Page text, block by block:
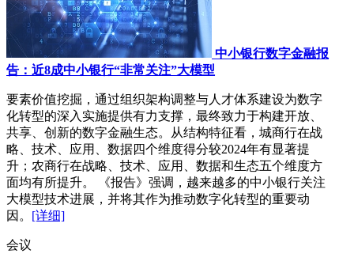
中小银行数字金融报
告：近8成中小银行“非常关注”大模型
要素价值挖掘，通过组织架构调整与人才体系建设为数字
化转型的深入实施提供有力支撑，最终致力于构建开放、
共享、创新的数字金融生态。从结构特征看，城商行在战
略、技术、应用、数据四个维度得分较2024年有显著提
升；农商行在战略、技术、应用、数据和生态五个维度方
面均有所提升。 《报告》强调，越来越多的中小银行关注
大模型技术进展，并将其作为推动数字化转型的重要动
因。 [详细]
会议